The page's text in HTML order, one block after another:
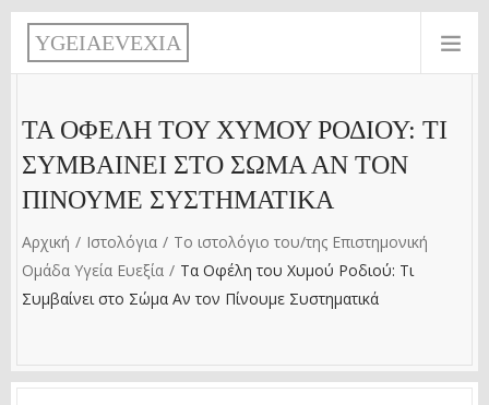
Παράκαμψη προς το κυρίως περιεχόμενο
YGEIAEVEXIA
ΤΑ ΟΦΈΛΗ ΤΟΥ ΧΥΜΟΎ ΡΟΔΙΟΎ: ΤΙ
ΣΥΜΒΑΊΝΕΙ ΣΤΟ ΣΏΜΑ ΑΝ ΤΟΝ
ΠΊΝΟΥΜΕ ΣΥΣΤΗΜΑΤΙΚΆ
Αρχική Ιστολόγια
Το ιστολόγιο του/της Επιστημονική
Ομάδα Υγεία Ευεξία
Τα Οφέλη του Χυμού Ροδιού: Τι
Συμβαίνει στο Σώμα Αν τον Πίνουμε Συστηματικά